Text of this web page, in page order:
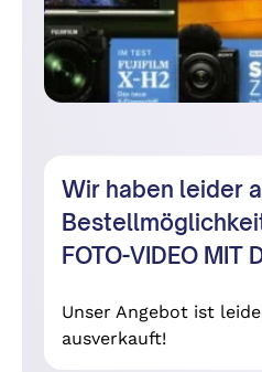
Wir haben leider
FOTO-VIDEO MIT
Unser Angebot ist
ausverkauft!